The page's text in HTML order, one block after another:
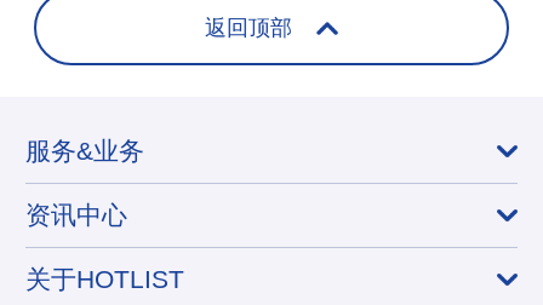
返回顶部
服务&业务
资讯中心
关于HOTLIST